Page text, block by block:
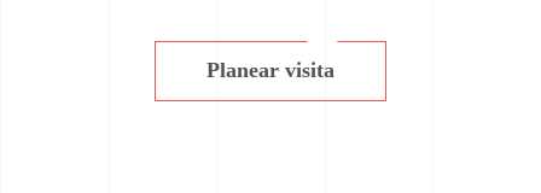
Planear visita